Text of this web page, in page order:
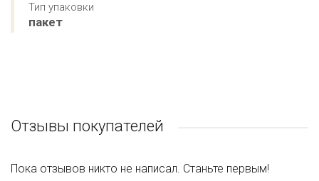
Тип упаковки
пакет
Отзывы покупателей
Пока отзывов никто не написал. Станьте первым!